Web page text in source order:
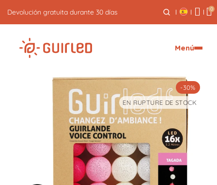
Devolución gratuita durante 30 días 0
Menú
-30%
EN RUPTURE DE STOCK